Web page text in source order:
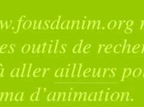
outils de
allerailleurs
d’animation.